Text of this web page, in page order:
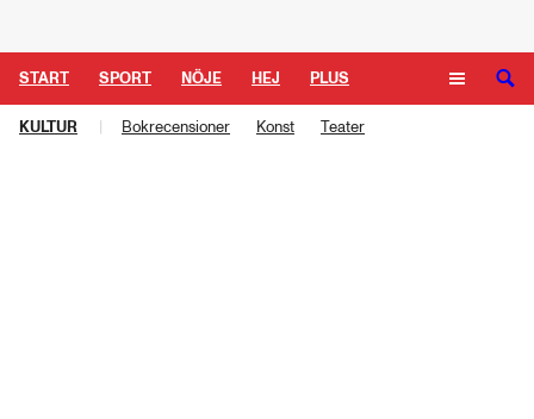
START SPORT NÖJE HEJ PLUS
TIPSA TV KULTUR LEDARE
KULTUR Bokrecensioner Konst Teater